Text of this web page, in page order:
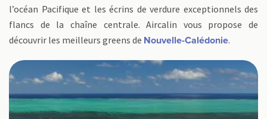
l’océan Pacifique et les écrins de verdure exceptionnels des
flancs de la chaîne centrale. Aircalin vous propose de
découvrir les meilleurs greens de Nouvelle-Calédonie.